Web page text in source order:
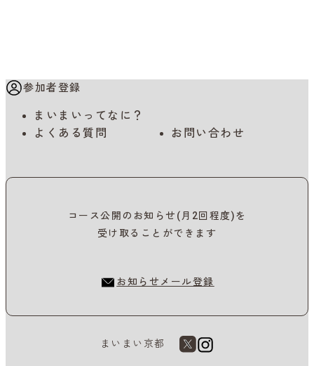
参加者登録
まいまいってなに？
よくある質問
お問い合わせ
コース公開のお知らせ(月2回程度)を
受け取ることができます
お知らせメール登録
まいまい京都